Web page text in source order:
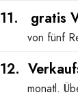
11. gratis
von fünf
12.
monatl.